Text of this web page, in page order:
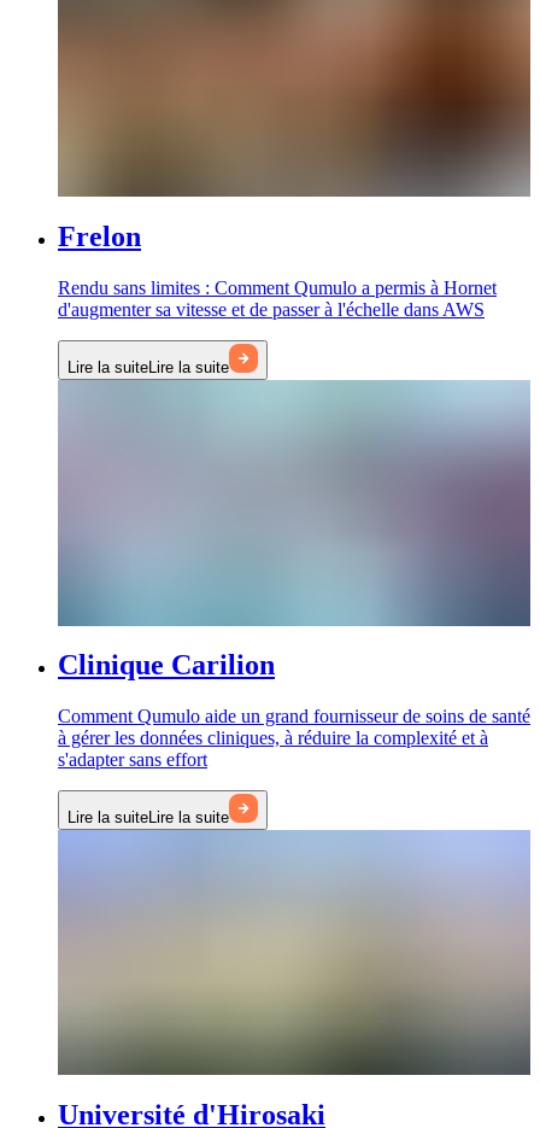
Frelon
Rendu sans limites : Comment Qumulo a permis à Hornet
d'augmenter sa vitesse et de passer à l'échelle dans AWS
Lire la suiteLire la suite
Clinique Carilion
Comment Qumulo aide un grand fournisseur de soins de santé
à gérer les données cliniques, à réduire la complexité et à
s'adapter sans effort
Lire la suiteLire la suite
Université d'Hirosaki